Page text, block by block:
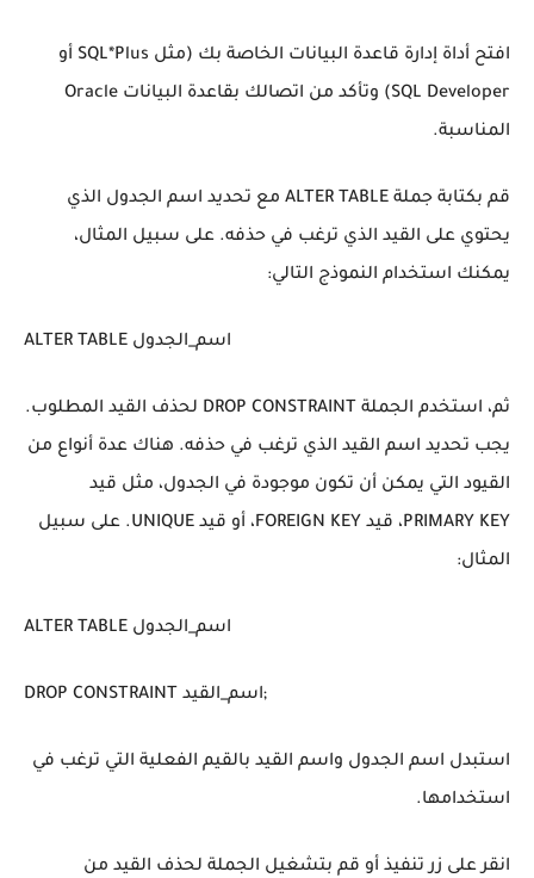
افتح أداة إدارة قاعدة البيانات الخاصة بك (مثل SQL*Plus أو
SQL Developer) وتأكد من اتصالك بقاعدة البيانات Oracle
المناسبة.
قم بكتابة جملة ALTER TABLE مع تحديد اسم الجدول الذي
يحتوي على القيد الذي ترغب في حذفه. على سبيل المثال،
يمكنك استخدام النموذج التالي:
ALTER TABLE اسم_الجدول
ثم، استخدم الجملة DROP CONSTRAINT لحذف القيد المطلوب.
يجب تحديد اسم القيد الذي ترغب في حذفه. هناك عدة أنواع من
القيود التي يمكن أن تكون موجودة في الجدول، مثل قيد
PRIMARY KEY، قيد FOREIGN KEY، أو قيد UNIQUE. على سبيل
المثال:
DROP CONSTRAINT اسم_القيد;
استبدل اسم الجدول واسم القيد بالقيم الفعلية التي ترغب في
استخدامها.
انقر على زر تنفيذ أو قم بتشغيل الجملة لحذف القيد من